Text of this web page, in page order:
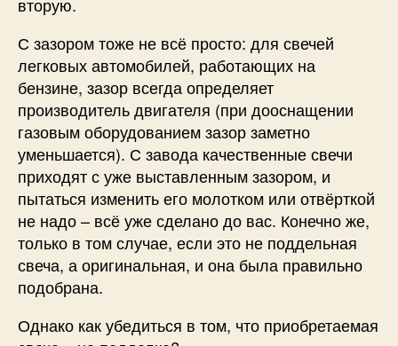
С зазором тоже не всё просто: для свечей
легковых автомобилей, работающих на
бензине, зазор всегда определяет
производитель двигателя (при дооснащении
газовым оборудованием зазор заметно
уменьшается). С завода качественные свечи
приходят с уже выставленным зазором, и
пытаться изменить его молотком или отвёрткой
не надо – всё уже сделано до вас. Конечно же,
только в том случае, если это не поддельная
свеча, а оригинальная, и она была правильно
подобрана.
Однако как убедиться в том, что приобретаемая